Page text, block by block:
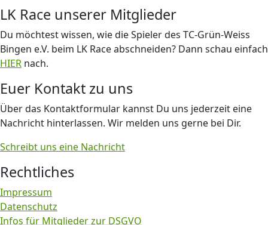
LK Race unserer Mitglieder
Du möchtest wissen, wie die Spieler des TC-Grün-Weiss
Bingen e.V. beim LK Race abschneiden? Dann schau einfach
HIER nach.
Euer Kontakt zu uns
Über das Kontaktformular kannst Du uns jederzeit eine
Nachricht hinterlassen. Wir melden uns gerne bei Dir.
Schreibt uns eine Nachricht
Rechtliches
Impressum
Datenschutz
Infos für Mitglieder zur DSGVO